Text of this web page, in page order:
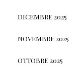
DICEMBRE 2025
NOVEMBRE 2025
OTTOBRE 2025